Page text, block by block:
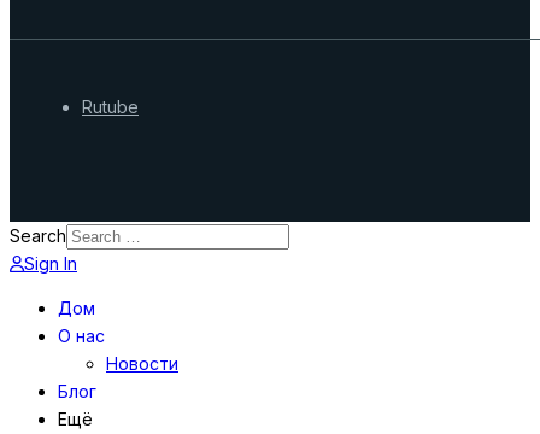
Rutube
Search
Sign In
Дом
О нас
Новости
Блог
Ещё